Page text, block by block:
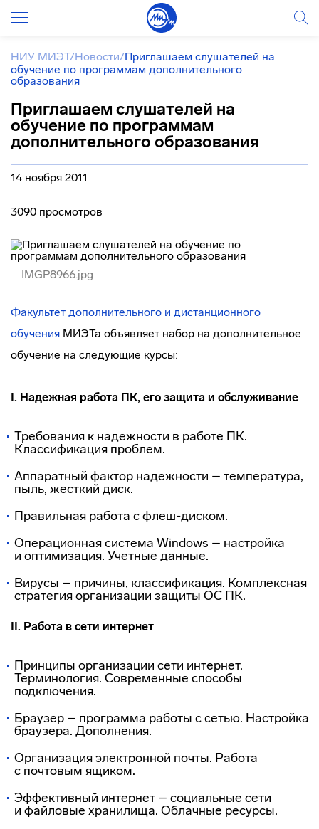
НИУ МИЭТ/Новости/Приглашаем слушателей на
обучение по программам дополнительного
образования
Приглашаем слушателей на
обучение по программам
дополнительного образования
14 ноября 2011
3090 просмотров
IMGP8966.jpg
Факультет дополнительного и дистанционного
обучения МИЭТа объявляет набор на дополнительное
обучение на следующие курсы:
I. Надежная работа ПК, его защита и обслуживание
Требования к надежности в работе ПК.
Классификация проблем.
Аппаратный фактор надежности – температура,
пыль, жесткий диск.
Правильная работа сфлеш-диском.
Операционная система Windows – настройка
и оптимизация. Учетные данные.
Вирусы – причины, классификация. Комплексная
стратегия организации защиты ОС ПК.
II. Работа в сети интернет
Принципы организации сети интернет.
Терминология. Современные способы
подключения.
Браузер – программа работы с сетью. Настройка
браузера. Дополнения.
Организация электронной почты. Работа
с почтовым ящиком.
Эффективный интернет – социальные сети
и файловые хранилища. Облачные ресурсы.